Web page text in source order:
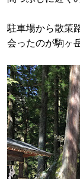
駐車場から散策
会ったのが駒ヶ